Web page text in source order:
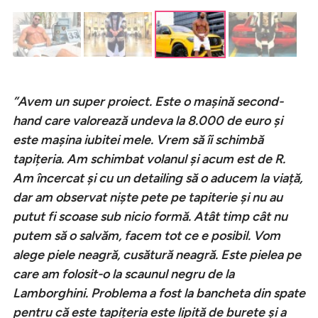
”Avem un super proiect. Este o mașină second-
hand care valorează undeva la 8.000 de euro și
este mașina iubitei mele. Vrem să îi schimbă
tapițeria. Am schimbat volanul și acum est de R.
Am încercat și cu un detailing să o aducem la viață,
dar am observat niște pete pe tapiterie și nu au
putut fi scoase sub nicio formă. Atât timp cât nu
putem să o salvăm, facem tot ce e posibil. Vom
alege piele neagră, cusătură neagră. Este pielea pe
care am folosit-o la scaunul negru de la
Lamborghini. Problema a fost la bancheta din spate
pentru că este tapițeria este lipită de burete și a